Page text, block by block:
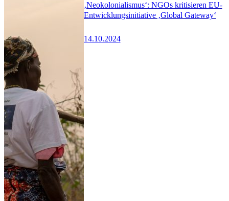
‚Neokolonialismus‘: NGOs kritisieren EU-
Entwicklungsinitiative ‚Global Gateway‘
14.10.2024